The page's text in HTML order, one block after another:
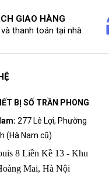
laptop này đó là tính
một chạm, vô cùng tiện lợi
GIAO HÀNG
thanh toán tại nhà
BỊ SỐ TRẦN PHONG
277 Lê Lợi, Phường
(Hà Nam cũ)
8 Liền Kề 13 - Khu
Mai, Hà Nội